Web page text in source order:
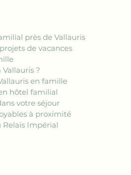
près de Vallauris
de vacances
?
en famille
hôtel familial
votre séjour
à proximité
Impérial